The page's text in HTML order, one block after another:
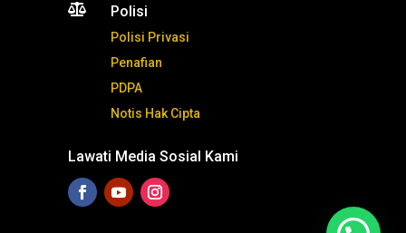
 Polisi
Polisi Privasi
Penafian
PDPA
Notis Hak Cipta
Lawati Media Sosial Kami